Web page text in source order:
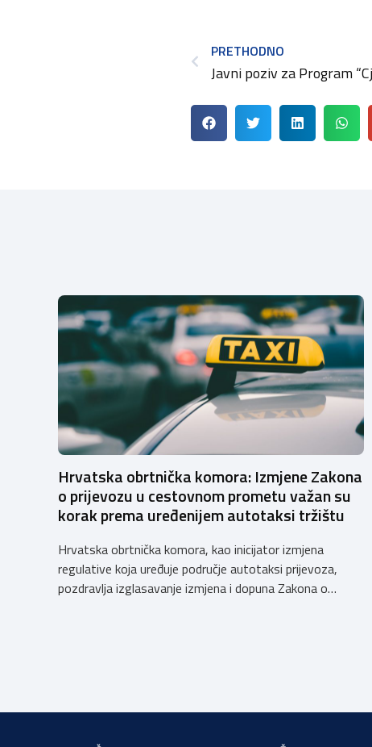
PRETHODNO
Hrvatska obrtnička komora: Izmjene Zakona
o prijevozu u cestovnom prometu važan su
korak prema uređenijem autotaksi tržištu
Hrvatska obrtnička komora, kao inicijator izmjena
regulative koja uređuje područje autotaksi prijevoza,
pozdravlja izglasavanje izmjena i dopuna Zakona o